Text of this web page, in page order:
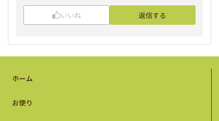
いいね 返信する
ホーム
お便り